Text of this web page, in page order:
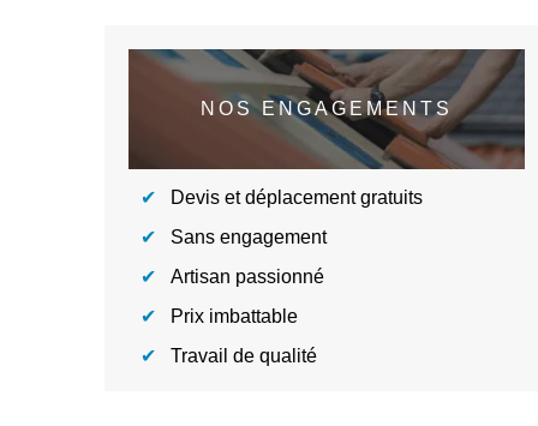
NOS ENGAGEMENTS
Devis et déplacement gratuits
Sans engagement
Artisan passionné
Prix imbattable
Travail de qualité